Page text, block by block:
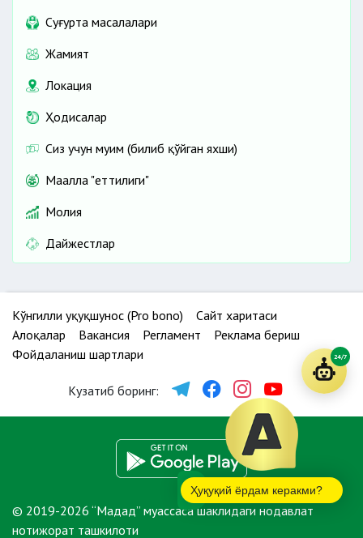
Cуғурта масалалари
Жамият
Локация
Ҳодисалар
Сиз учун муҳим (билиб қўйган яхши)
Маҳалла "еттилиги"
Молия
Дайжестлар
Кўнгилли ҳуқуқшунос (Pro bono)
Сайт харитаси
Алоқалар
Вакансия Регламент
Реклама бериш
Фойдаланиш шартлари
Кузатиб боринг:
© 2019-2026 “Мадад” муассаса шаклидаги нодавлат
нотижорат ташкилоти
Ҳуқуқий ёрдам керакми?
24/7